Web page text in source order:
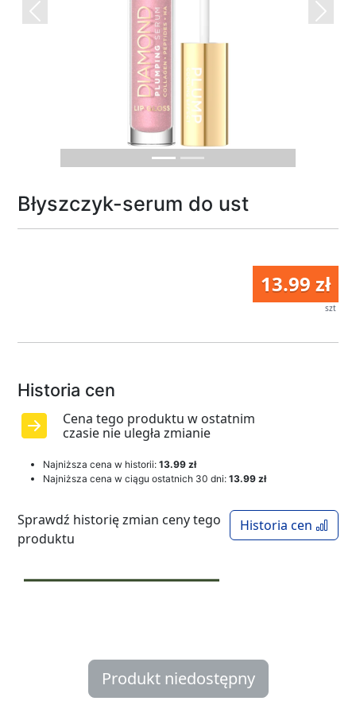
Previous Next
Błyszczyk-serum do ust
13.99 zł
szt
Historia cen
Cena tego produktu w ostatnim
czasie nie uległa zmianie
Najniższa cena w historii: 13.99 zł
Najniższa cena w ciągu ostatnich 30 dni: 13.99 zł
Historia cen
Sprawdź historię zmian ceny tego
produktu
Produkt niedostępny